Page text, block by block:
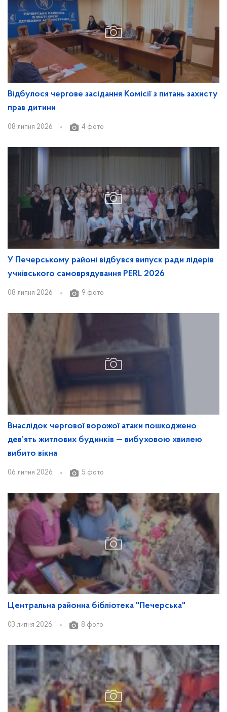
Відбулося чергове засідання Комісії з питань захисту
прав дитини
08 липня 2026 4 фото
У Печерському районі відбувся випуск ради лідерів
учнівського самоврядування PERL 2026
08 липня 2026 9 фото
Внаслідок чергової ворожої атаки пошкоджено
дев’ять житлових будинків — вибуховою хвилею
вибито вікна
06 липня 2026 5 фото
Центральна районна бібліотека "Печерська"
03 липня 2026 8 фото